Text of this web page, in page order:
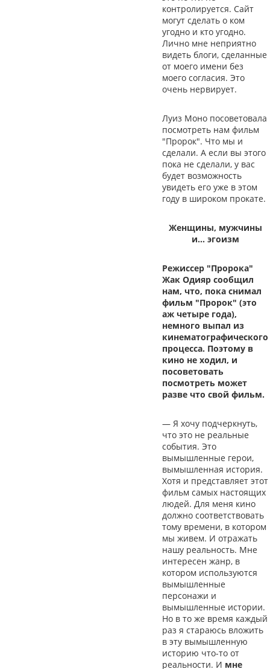
контролируется. Сайт
могут сделать о ком
угодно и кто угодно.
Лично мне неприятно
видеть блоги, сделанные
от моего имени без
моего согласия. Это
очень нервирует.
Луиз Моно посоветовала
посмотреть нам фильм
"Пророк". Что мы и
сделали. А если вы этого
пока не сделали, у вас
будет возможность
увидеть его уже в этом
году в широком прокате.
Женщины, мужчины
и… эгоизм
Режиссер "Пророка"
Жак Одияр сообщил
нам, что, пока снимал
фильм "Пророк" (это
аж четыре года),
немного выпал из
кинематографического
процесса. Поэтому в
кино не ходил, и
посоветовать
посмотреть может
разве что свой фильм.
— Я хочу подчеркнуть,
что это не реальные
события. Это
вымышленные герои,
вымышленная история.
Хотя и представляет этот
фильм самых настоящих
людей. Для меня кино
должно соответствовать
тому времени, в котором
мы живем. И отражать
нашу реальность. Мне
интересен жанр, в
котором используются
вымышленные
персонажи и
вымышленные истории.
Но в то же время каждый
раз я стараюсь вложить
в эту вымышленную
историю что-то от
реальности. И мне